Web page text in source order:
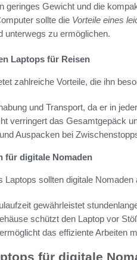
geringes Gewicht und die
sollte die Vorteile eines
unterwegs zu ermöglichen.
Laptops für Reisen
zahlreiche Vorteile, die ihn
und Transport, da er in
verringert das Gesamtgepäck
Auspacken bei
für digitale Nomaden
Laptops sollten digitale
gewährleistet
schützt den Laptop vor
das effiziente Arbeiten
für digitale